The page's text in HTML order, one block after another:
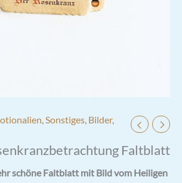
Sonstiges Bilder,
Faltblatt
schöne Faltblatt mit Bild vom Heiligen